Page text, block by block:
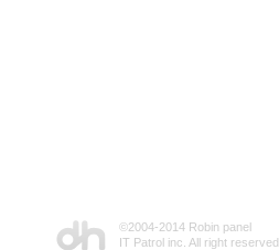
©2004-2014 Robin panel
IT Patrol inc. All right reserved.